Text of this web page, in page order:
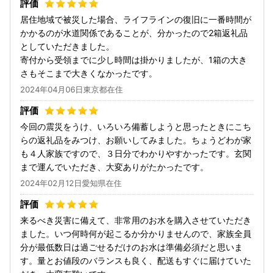
居住地域で被災した場合、ライフラインの復旧に一番時間が
かかるのが水道関係であることが、分かったので2箱返礼品
としていただきました。
寄付から受領までに少し時間は掛かりましたが、1箱の大き
さもそこまで大きくなかったです。
2024年04月06日東京都在住
今回の震災をうけ、いろいろ備蓄しようと思ったときにこち
らの返礼品をみつけ、お願いしてみました。ちょうどわが家
も４人家族ですので、３日分でわかりやすかったです。玄関
まで運んでいただき、大変ありがたかったです。
2024年02月12日愛知県在住
来るべき災害に備えて、非常用のお水を購入させていただき
ました。いつ何時何が起こるか分かりませんので、家族全員
分が最低数日は過ごせるだけのお水は準備必須だと思いま
す。量とお値段のバランスも良く、配送もすぐに届けていた